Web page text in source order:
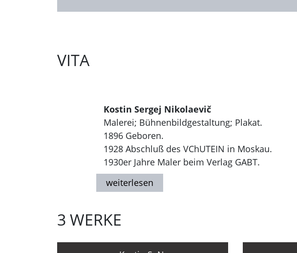
VITA
Kostin Sergej Nikolaevič
Malerei; Bühnenbildgestaltung; Plakat.
1896 Geboren.
1928 Abschluß des VChUTEIN in Moskau.
1930er Jahre Maler beim Verlag GABT.
1940er Jahre Arbeitet im Atelier "Okna TASS",
1968 Gestorben in Moskau.
3 WERKE